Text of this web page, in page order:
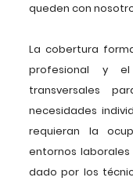
queden con
La cobertura
profesional y el
transversales
necesidades
requieran la
entornos
dado por los